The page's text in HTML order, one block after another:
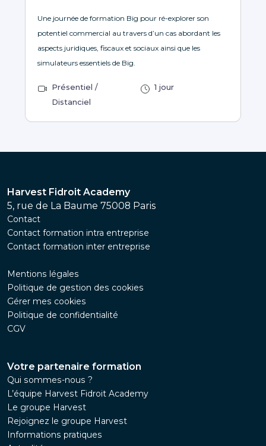
Une journée de formation Big pour ré-explorer son
potentiel commercial au travers d’un cas abordant les
aspects juridiques, fiscaux et sociaux ainsi que les
simulateurs essentiels de Big.
Présentiel /
Distanciel
1 jour
Harvest Fidroit Academy
5, rue de La Baume 75008 Paris
Contact
Contact formation intra entreprise
Contact formation inter entreprise
Mentions légales
Politique de gestion des cookies
Gérer mes cookies
Politique de confidentialité
CGV
Votre partenaire formation
Qui sommes-nous ?
L’équipe Harvest Fidroit Academy
Le groupe Harvest
Rejoignez le groupe Harvest
Informations pratiques